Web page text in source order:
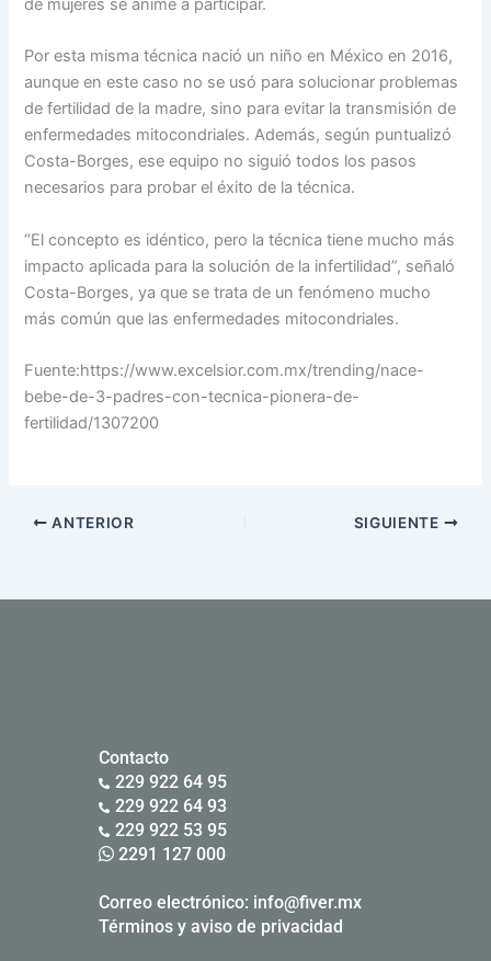
de mujeres se anime a participar.
Por esta misma técnica nació un niño en México en 2016,
aunque en este caso no se usó para solucionar problemas
de fertilidad de la madre, sino para evitar la transmisión de
enfermedades mitocondriales. Además, según puntualizó
Costa-Borges, ese equipo no siguió todos los pasos
necesarios para probar el éxito de la técnica.
“El concepto es idéntico, pero la técnica tiene mucho más
impacto aplicada para la solución de la infertilidad”, señaló
Costa-Borges, ya que se trata de un fenómeno mucho
más común que las enfermedades mitocondriales.
Fuente:https://www.excelsior.com.mx/trending/nace-
bebe-de-3-padres-con-tecnica-pionera-de-
fertilidad/1307200
ANTERIOR SIGUIENTE
Contacto
229 922 64 95
229 922 64 93
229 922 53 95
2291 127 000
Correo electrónico: info@fiver.mx
Términos y aviso de privacidad